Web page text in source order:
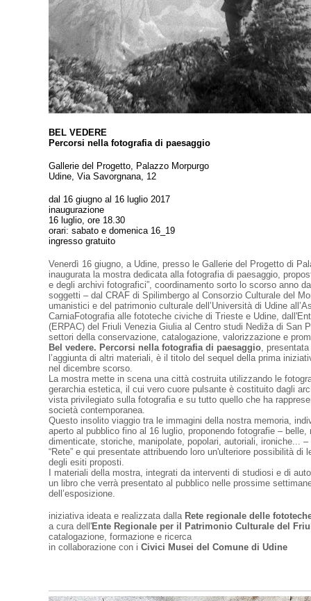
BEL VEDERE
Percorsi nella fotografia di paesaggio
Gallerie del Progetto, Palazzo Morpurgo
Udine, Via Savorgnana, 12
dal 16 giugno al 16 luglio 2017
inaugurazione
16 luglio, ore 18.30
orari: sabato e domenica 16_19
ingresso gratuito
Venerdì 16 giugno, a Udine, presso le Gallerie del Progetto di
inaugurata la mostra dedicata alla fotografia di paesaggio,
e degli archivi fotografici”, coordinamento sorto lo scorso anno
soggetti – dal CRAF di Spilimbergo al Consorzio Culturale del
umanistici e del patrimonio culturale dell’Università di Udine
CarniaFotografia alle fototeche civiche di Trieste e Udine,
(ERPAC) del Friuli Venezia Giulia al Centro studi Nediža di San
settori della conservazione, catalogazione, valorizzazione e
Bel vedere. Percorsi nella fotografia di paesaggio ,
l’aggiunta di altri materiali, è il titolo del sequel della prima
nel dicembre scorso.
La mostra mette in scena una città costruita utilizzando le
gerarchia estetica, il cui vero cuore pulsante è costituito dagli
vista privilegiato sulla fotografia e su tutto quello che ha
società contemporanea.
Questo insolito viaggio tra le immagini della nostra memoria,
aperto al pubblico fino al 16 luglio, proponendo fotografie –
dimenticate, storiche, manipolate, popolari, autoriali, ironiche...
“Rete” e qui presentate attribuendo loro un'ulteriore possibilità di
degli esiti proposti.
I materiali della mostra, integrati da interventi di studiosi e di
un libro che verrà presentato al pubblico nelle prossime
dell’esposizione.
iniziativa ideata e realizzata dalla Rete regionale delle
a cura dell'Ente Regionale per il Patrimonio Culturale del
catalogazione, formazione e ricerca
in collaborazione con i Civici Musei del Comune di Udine